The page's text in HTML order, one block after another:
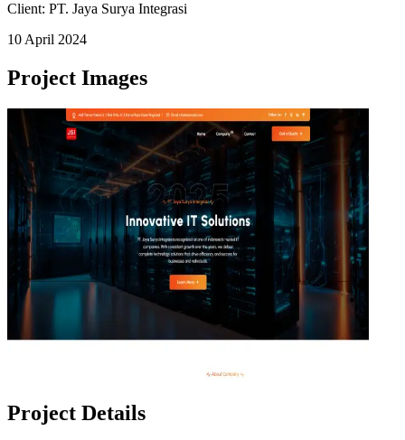
Client: PT. Jaya Surya Integrasi
10 April 2024
Project Images
Project Details